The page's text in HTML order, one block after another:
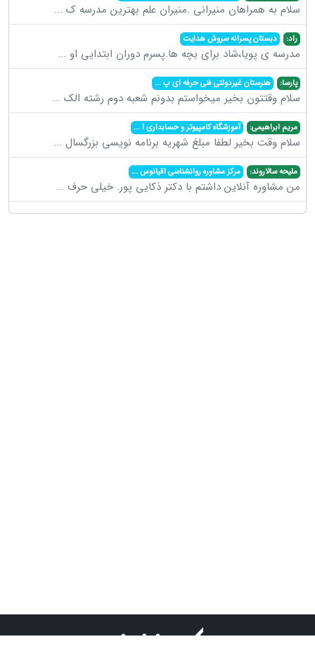
سلام به همراهان منیرانی .منیران علم بهترین مدرسه ک ...
راد: دبستان پسرانه سروش هدایت
مدرسه ی پویا،شاد برای بچه ها.پسرم دوران ابتدایی او ...
پارسا: هنرستان غیردولتی فنی حرفه ای پ...
سلام وقتتون بخیر میخواستم بدونم شعبه دوم رشته الک ...
مریم ابراهیمی: آموزشگاه کامپیوتر و حسابداری ا...
سلام وقت بخیر لطفا مبلغ شهریه برنامه نویسی بزرگسال ...
ملیحه سالاروند: مرکز مشاوره روانشناسی اقیانوس...
من مشاوره آنلاین داشتم با دکتر ذکایی پور. خیلی حرف ...